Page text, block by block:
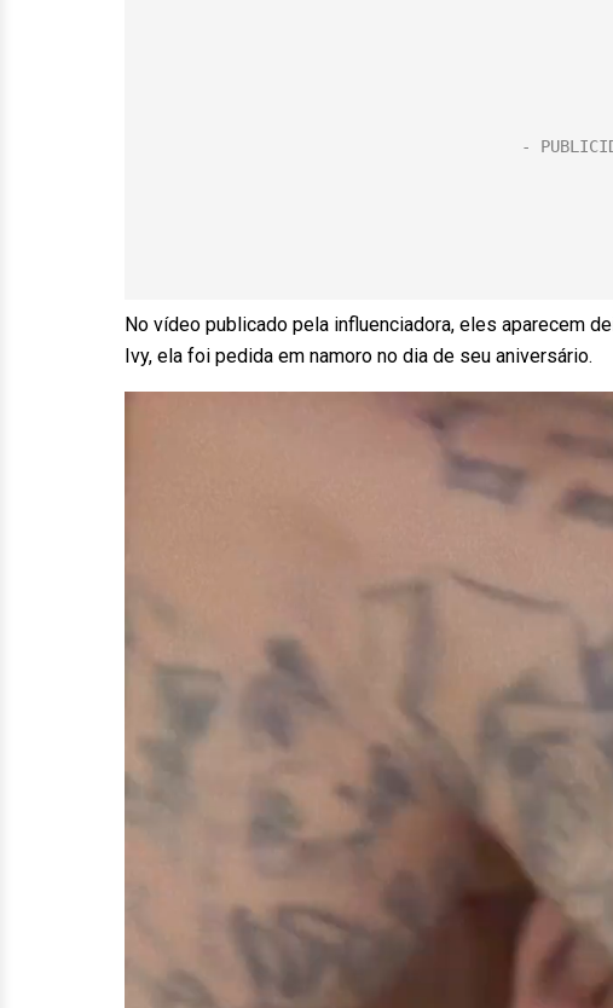
No vídeo publicado pela influenciadora, eles aparecem
Ivy, ela foi pedida em namoro no dia de seu aniversário.